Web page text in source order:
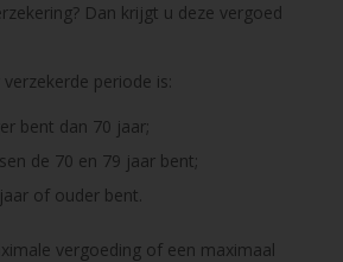
Dan krijgt u deze vergoed
periode is:
bent dan 70 jaar;
de 70 en 79 jaar bent;
of ouder bent.
vergoeding of een maximaal